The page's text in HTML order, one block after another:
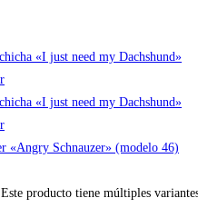
Este producto tiene múltiples